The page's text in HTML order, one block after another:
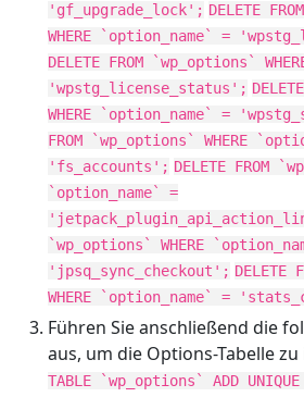
'gf_upgrade_lock'; DELETE
WHERE `option_name` =
DELETE FROM `wp_options`
'wpstg_license_status';
WHERE `option_name` =
FROM `wp_options` WHERE
'fs_accounts'; DELETE FROM
`option_name` =
`wp_options` WHERE
'jpsq_sync_checkout'; DELETE
WHERE `option_name` =
Führen Sie anschließend die
aus, um die Options-Tabelle
TABLE `wp_options` ADD